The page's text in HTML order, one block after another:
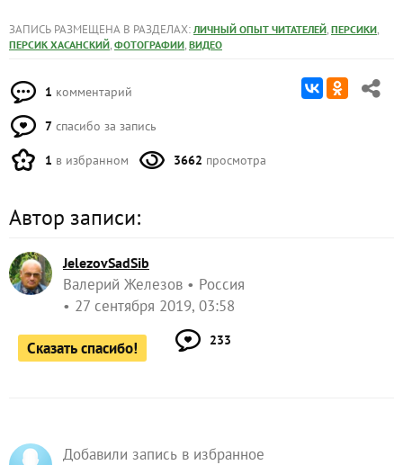
ЗАПИСЬ РАЗМЕЩЕНА В РАЗДЕЛАХ: ЛИЧНЫЙ ОПЫТ ЧИТАТЕЛЕЙ, ПЕРСИКИ,
ПЕРСИК ХАСАНСКИЙ, ФОТОГРАФИИ, ВИДЕО
1 комментарий
7 спасибо за запись
1 в избранном 3662 просмотра
Автор записи:
JelezovSadSib
Валерий Железов
Россия
27 сентября 2019, 03:58
Сказать спасибо! 233
Добавили запись в избранное